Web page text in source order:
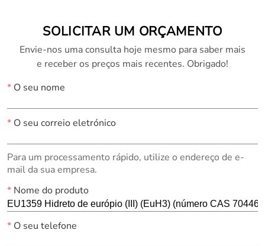
SOLICITAR UM ORÇAMENTO
Envie-nos uma consulta hoje mesmo para saber mais
e receber os preços mais recentes. Obrigado!
*O seu nome
*O seu correio eletrónico
Para um processamento rápido, utilize o endereço de e-
mail da sua empresa.
*Nome do produto
*O seu telefone